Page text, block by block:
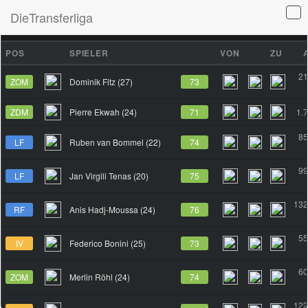
DieTransferliga
POS SPIELER VON ZU
ZOM Dominik Fitz (27) 73
ZDM Pierre Ekwah (24) 71
LF Ruben van Bommel (22) 74
LF Jan Virgili Tenas (20) 75
RF Anis Hadj-Moussa (24) 76
IV Federico Bonini (25) 73
ZOM Merlin Röhl (24) 74